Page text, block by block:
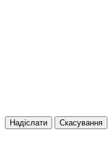
Надіслати Скасування